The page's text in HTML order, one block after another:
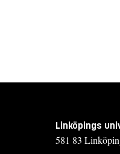
Linköpings
581 83